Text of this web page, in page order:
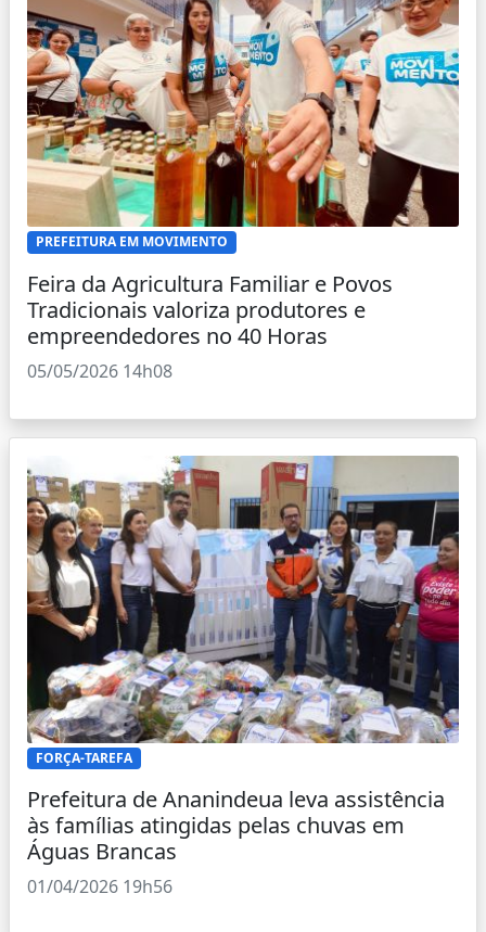
PREFEITURA EM MOVIMENTO
Feira da Agricultura Familiar e Povos
Tradicionais valoriza produtores e
empreendedores no 40 Horas
05/05/2026 14h08
FORÇA-TAREFA
Prefeitura de Ananindeua leva assistência
às famílias atingidas pelas chuvas em
Águas Brancas
01/04/2026 19h56